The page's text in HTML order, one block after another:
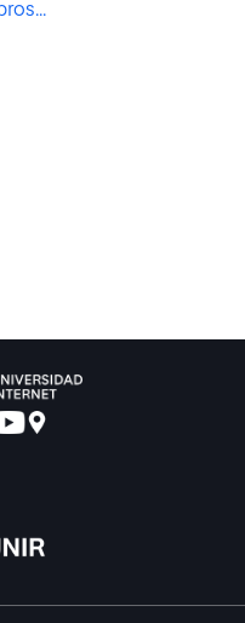
vigente.